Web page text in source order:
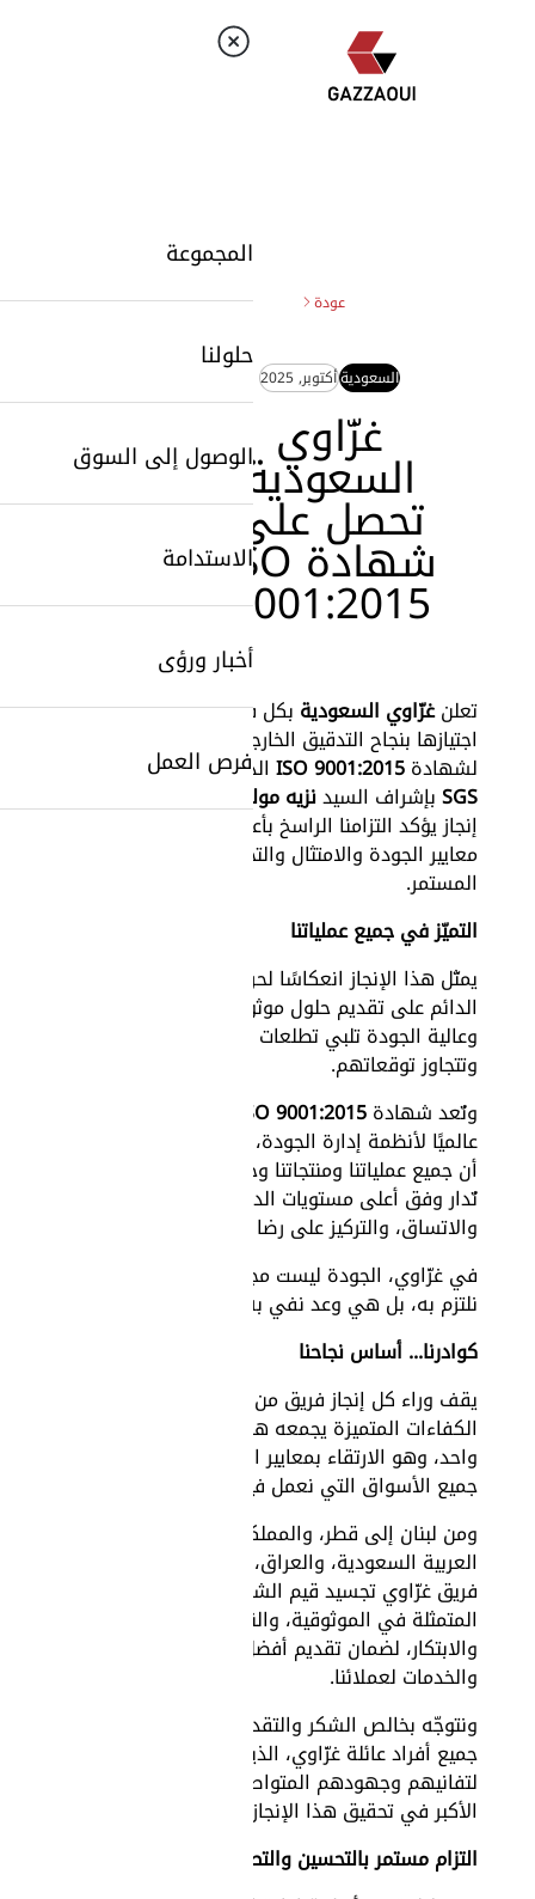
المجموعة
حلولنا
الوصول إلى السوق
الاستدامة
أخبار ورؤى
فرص العمل
عودة
السعوديةأكتوبر, 2025
غزّاوي
السعودية
تحصل على
شهادة ISO
9001:2015
تعلنغزّاوي السعودية بكل فخر عن
اجتيازها بنجاح التدقيق الخارجي
لشهادةISO 9001:2015 الذي أجرته
SGSبإشراف السيدنزيه مولوي
إنجاز يؤكد التزامنا الراسخ بأعلى
معايير الجودة والامتثال والتحسين
المستمر.
التميّز في جميع عملياتنا
يمثّل هذا الإنجاز انعكاسًا لحرصنا
الدائم على تقديم حلول موثوقة
وعالية الجودة تلبي تطلعات عملائنا
وتتجاوز توقعاتهم.
وتُعد شهادةISO 9001:2015
عالميًا لأنظمة إدارة الجودة، إذ تضمن
أن جميع عملياتنا ومنتجاتنا وخدماتنا
تُدار وفق أعلى مستويات الدقة،
والاتساق، والتركيز على رضا العملاء.
في غزّاوي، الجودة ليست مجرد معيار
نلتزم به، بل هي وعد نفي به.
كوادرنا... أساس نجاحنا
يقف وراء كل إنجاز فريق من
الكفاءات المتميزة يجمعه هدف
واحد، وهو الارتقاء بمعايير الأداء في
جميع الأسواق التي نعمل فيها.
ومن لبنان إلى قطر، والمملكة
العربية السعودية، والعراق، يواصل
فريق غزّاوي تجسيد قيم الشركة
المتمثلة في الموثوقية، والنزاهة،
والابتكار، لضمان تقديم أفضل الحلول
والخدمات لعملائنا.
ونتوجّه بخالص الشكر والتقدير إلى
جميع أفراد عائلة غزّاوي، الذين كان
لتفانيهم وجهودهم المتواصلة الدور
الأكبر في تحقيق هذا الإنجاز.
التزام مستمر بالتحسين والتطوير